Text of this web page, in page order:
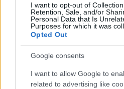
I want to opt-out of
Retention, Sale, and/or
Personal Data that Is
Purposes for which it was
Opted Out
Google consents
I want to allow Google to
related to advertising like
att förbereda sig lite extra
Men det handlar inte om
förändringar. Det jag har
ju uppenbarligen varit bra,
presterat bra i